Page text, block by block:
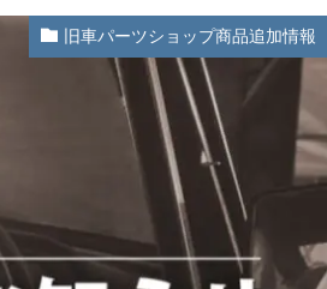
旧車パーツショップ商品追加情報